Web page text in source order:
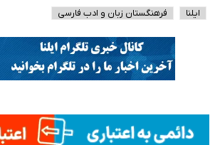
ایلنا فرهنگستان زبان و ادب فارسی